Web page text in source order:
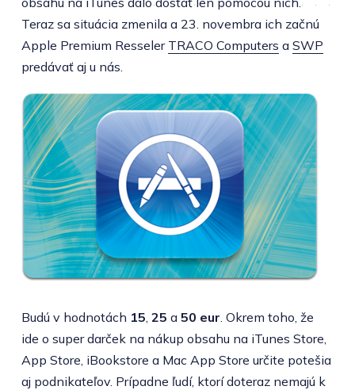
Teraz sa situácia zmenila a 23. novembra ich začnú
Apple Premium Resseler TRACO Computers a SWP
predávať aj u nás.
Budú v hodnotách 15 25 a 50 eur . Okrem toho, že
ide o super darček na nákup obsahu na iTunes Store,
App Store, iBookstore a Mac App Store určite potešia
aj podnikateľov. Prípadne ľudí, ktorí doteraz nemajú k